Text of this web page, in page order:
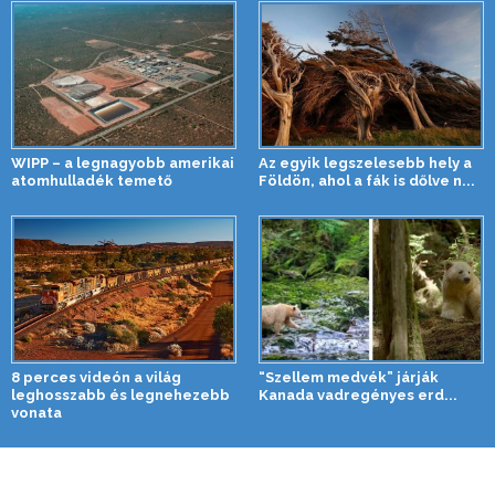
WIPP – a legnagyobb amerikai
atomhulladék temető
Az egyik legszelesebb hely a
Földön, ahol a fák is dőlve n...
8 perces videón a világ
leghosszabb és legnehezebb
vonata
“Szellem medvék” járják
Kanada vadregényes erd...